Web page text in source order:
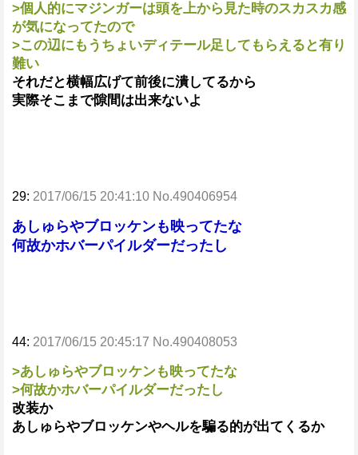
>個人的にマジンガーは頭を上から見た時のスカスカ感
が気になってたので
>この辺にもうちょいディテール足してもらえると有り
難い
それだと横幅広げて前後に潰してるから
実際そこまで隙間は出来ないよ
29: 2017/06/15 20:41:10 No.490406954
あしゅらやブロッケンも映ってたな
何故かホバーパイルダーだったし
44: 2017/06/15 20:45:17 No.490408053
>あしゅらやブロッケンも映ってたな
>何故かホバーパイルダーだったし
改装か
あしゅらやブロッケンやヘルを騙る的が出てくるか